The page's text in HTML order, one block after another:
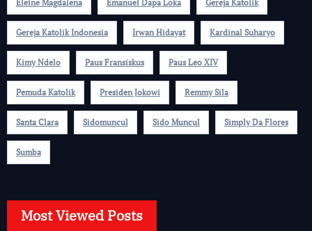
Eleine Magdalena Emanuel Dapa Loka Gereja Katolik
Gereja Katolik Indonesia Irwan Hidayat Kardinal Suharyo
Kimy Ndelo Paus Fransiskus Paus Leo XIV
Pemuda Katolik Presiden Jokowi Remmy Sila
Santa Clara Sidomuncul Sido Muncul Simply Da Flores
Sumba
Most Viewed Posts